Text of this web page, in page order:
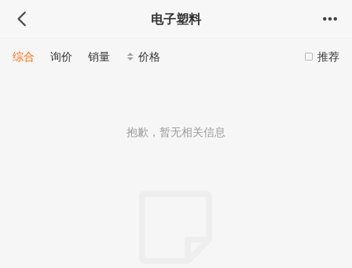
电子塑料
推荐
综合 询价 销量 价格
抱歉，暂无相关信息